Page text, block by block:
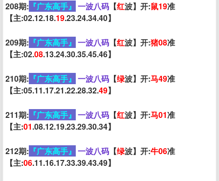
208期: 『广东高手』 一波八码【红波】开:鼠19准
【主:02.12.18.19.23.24.34.40】
209期: 『广东高手』 一波八码【红波】开:猪08准
【主:02.08.13.24.30.35.45.46】
210期: 『广东高手』 一波八码【绿波】开:马49准
【主:05.11.17.21.22.28.32.49】
211期: 『广东高手』 一波八码【红波】开:马01准
【主:01.08.12.19.23.29.30.34】
212期: 『广东高手』 一波八码【绿波】开:牛06准
【主:06.11.16.17.33.39.43.49】